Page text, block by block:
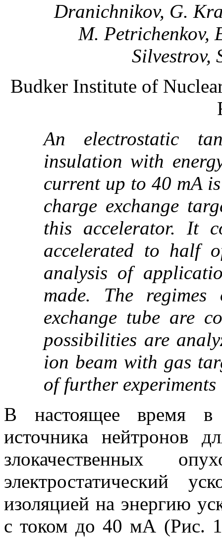
Dranichnikov, G.
M. Petrichenkov,
Silvestrov,
Budker Institute of
An electrostatic
insulation with
current up to 40 mA
charge exchange
this accelerator. It
accelerated to half
analysis of
made. The
exchange tube are
possibilities are
ion beam with gas
of further experiments
В настоящее время в
источника нейтронов
злокачественных
электростатический
изоляцией на энергию
с током до 40 мА (Рис.